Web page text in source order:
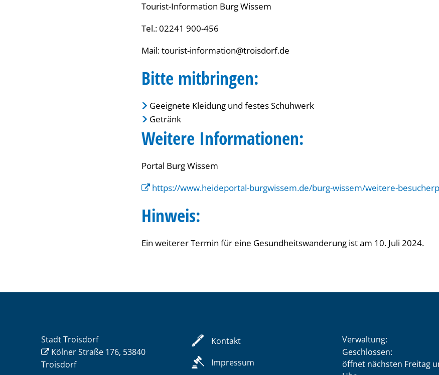
Tourist-Information Burg Wissem
Tel.: 02241 900-456
Mail: tourist-information@troisdorf.de
Bitte mitbringen:
Geeignete Kleidung und festes Schuhwerk
Getränk
Weitere Informationen:
Portal Burg Wissem
https://www.heideportal-burgwissem.de/burg-wissem/weitere-
Hinweis:
Ein weiterer Termin für eine Gesundheitswanderung ist am 10. Juli 2024.
Stadt Troisdorf
Kölner Straße 176, 53840
Troisdorf
Kontakt
Impressum
Verwaltung:
Klicken, um weitere
Geschlossen:
öffnet nächsten Freitag